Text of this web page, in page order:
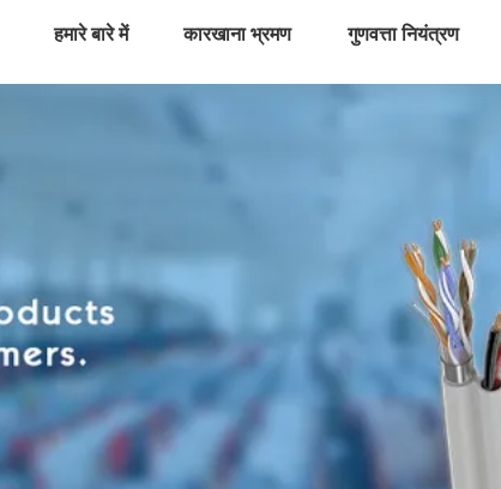
हमारे बारे में कारखाना भ्रमण गुणवत्ता नियंत्रण